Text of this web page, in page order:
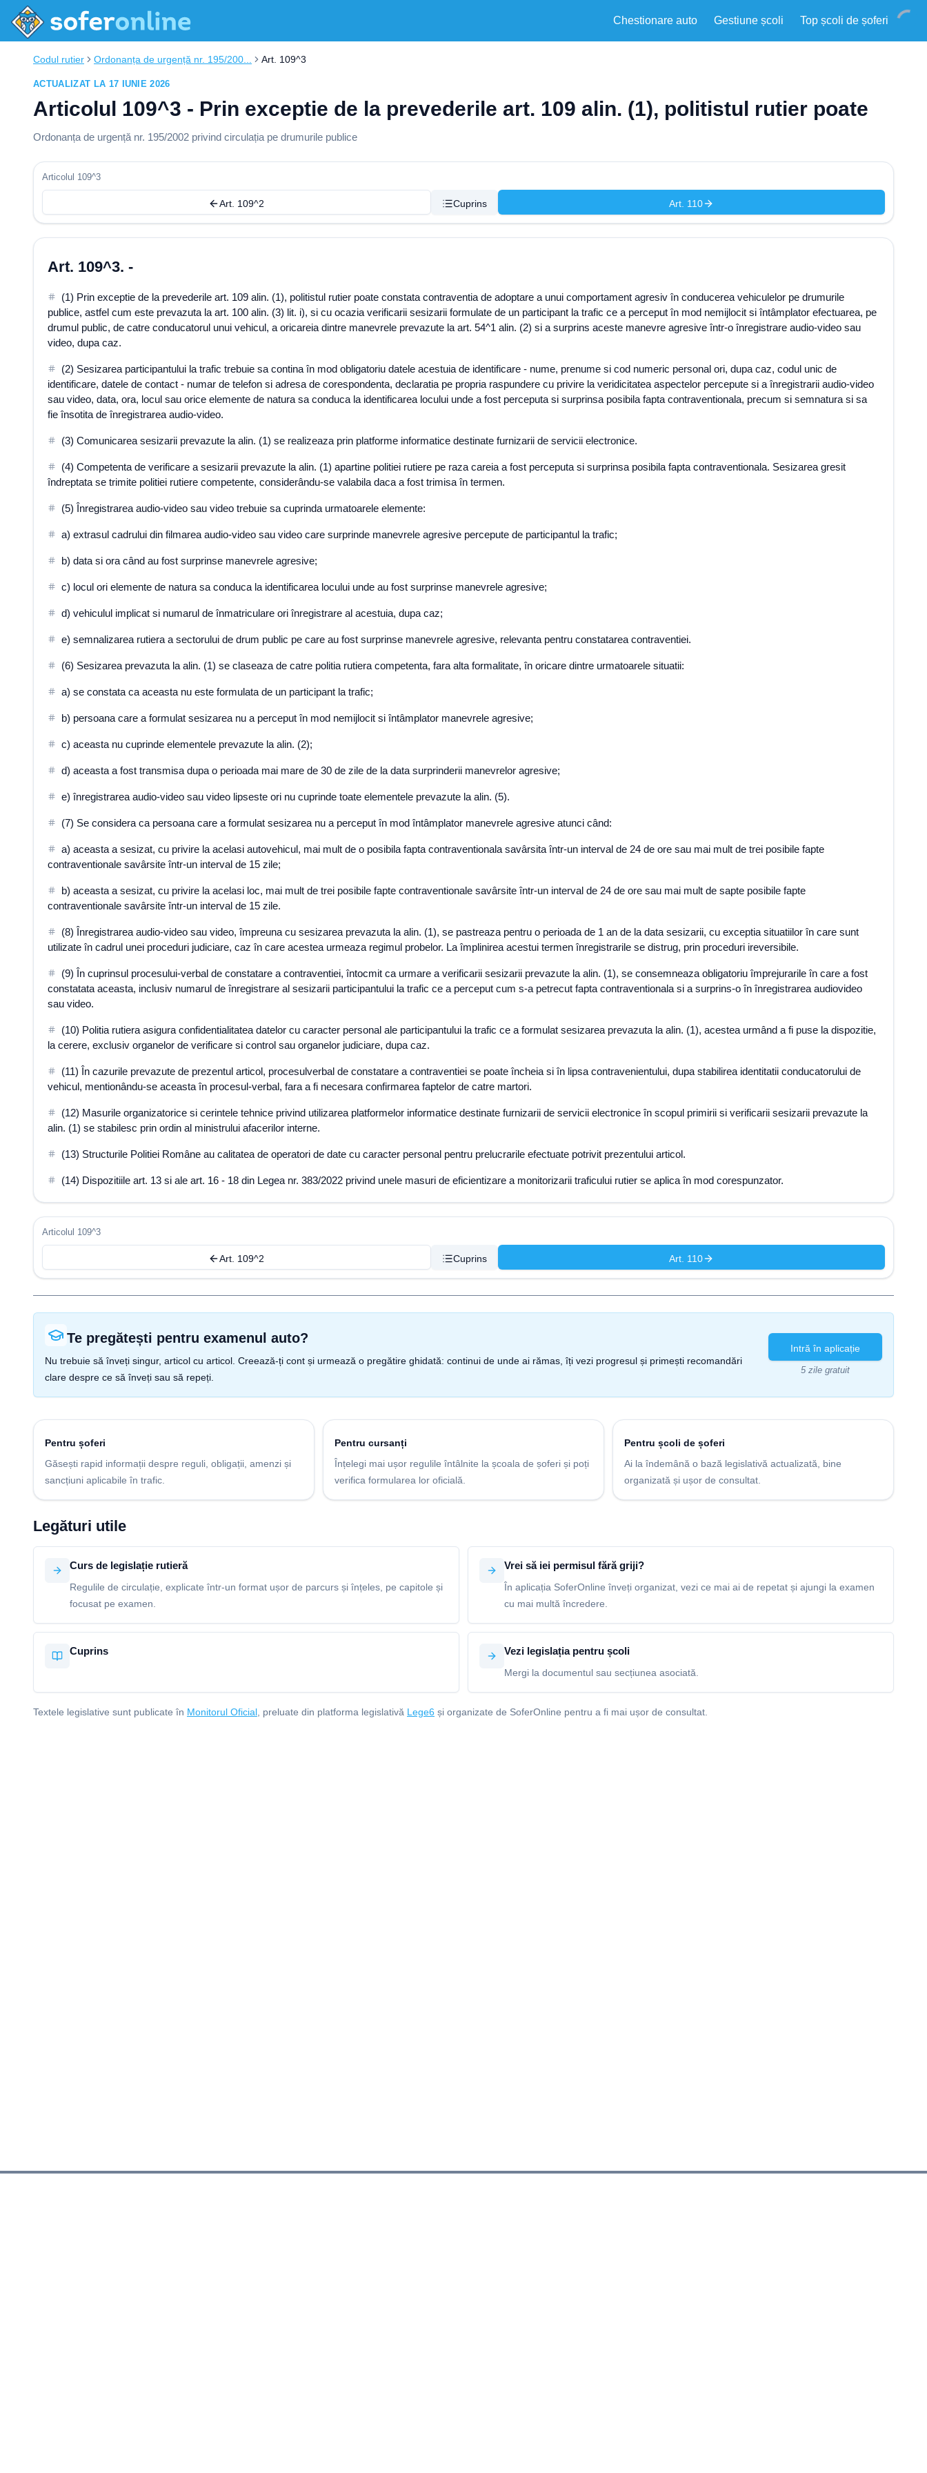
Chestionare auto Gestiune școli Top școli de șoferi
Codul rutier Ordonanța de urgență nr. 195/200... Art. 109^3
ACTUALIZAT LA 17 IUNIE 2026
Articolul 109^3 - Prin exceptie de la prevederile art. 109 alin. (1), politistul rutier poate
Ordonanța de urgență nr. 195/2002 privind circulația pe drumurile publice
Articolul 109^3
Art. 109^2 Cuprins Art. 110
Art. 109^3. -
(1) Prin exceptie de la prevederile art. 109 alin. (1), politistul rutier poate constata contraventia de adoptare a unui comportament agresiv în conducerea vehiculelor pe drumurile
publice, astfel cum este prevazuta la art. 100 alin. (3) lit. i), si cu ocazia verificarii sesizarii formulate de un participant la trafic ce a perceput în mod nemijlocit si întâmplator efectuarea, pe
drumul public, de catre conducatorul unui vehicul, a oricareia dintre manevrele prevazute la art. 54^1 alin. (2) si a surprins aceste manevre agresive într-o înregistrare audio-video sau
video, dupa caz.
(2) Sesizarea participantului la trafic trebuie sa contina în mod obligatoriu datele acestuia de identificare - nume, prenume si cod numeric personal ori, dupa caz, codul unic de
identificare, datele de contact - numar de telefon si adresa de corespondenta, declaratia pe propria raspundere cu privire la veridicitatea aspectelor percepute si a înregistrarii audio-video
sau video, data, ora, locul sau orice elemente de natura sa conduca la identificarea locului unde a fost perceputa si surprinsa posibila fapta contraventionala, precum si semnatura si sa
fie însotita de înregistrarea audio-video.
(3) Comunicarea sesizarii prevazute la alin. (1) se realizeaza prin platforme informatice destinate furnizarii de servicii electronice.
(4) Competenta de verificare a sesizarii prevazute la alin. (1) apartine politiei rutiere pe raza careia a fost perceputa si surprinsa posibila fapta contraventionala. Sesizarea gresit
îndreptata se trimite politiei rutiere competente, considerându-se valabila daca a fost trimisa în termen.
(5) Înregistrarea audio-video sau video trebuie sa cuprinda urmatoarele elemente:
a) extrasul cadrului din filmarea audio-video sau video care surprinde manevrele agresive percepute de participantul la trafic;
b) data si ora când au fost surprinse manevrele agresive;
c) locul ori elemente de natura sa conduca la identificarea locului unde au fost surprinse manevrele agresive;
d) vehiculul implicat si numarul de înmatriculare ori înregistrare al acestuia, dupa caz;
e) semnalizarea rutiera a sectorului de drum public pe care au fost surprinse manevrele agresive, relevanta pentru constatarea contraventiei.
(6) Sesizarea prevazuta la alin. (1) se claseaza de catre politia rutiera competenta, fara alta formalitate, în oricare dintre urmatoarele situatii:
a) se constata ca aceasta nu este formulata de un participant la trafic;
b) persoana care a formulat sesizarea nu a perceput în mod nemijlocit si întâmplator manevrele agresive;
c) aceasta nu cuprinde elementele prevazute la alin. (2);
d) aceasta a fost transmisa dupa o perioada mai mare de 30 de zile de la data surprinderii manevrelor agresive;
e) înregistrarea audio-video sau video lipseste ori nu cuprinde toate elementele prevazute la alin. (5).
(7) Se considera ca persoana care a formulat sesizarea nu a perceput în mod întâmplator manevrele agresive atunci când:
a) aceasta a sesizat, cu privire la acelasi autovehicul, mai mult de o posibila fapta contraventionala savârsita într-un interval de 24 de ore sau mai mult de trei posibile fapte
contraventionale savârsite într-un interval de 15 zile;
b) aceasta a sesizat, cu privire la acelasi loc, mai mult de trei posibile fapte contraventionale savârsite într-un interval de 24 de ore sau mai mult de sapte posibile fapte
contraventionale savârsite într-un interval de 15 zile.
(8) Înregistrarea audio-video sau video, împreuna cu sesizarea prevazuta la alin. (1), se pastreaza pentru o perioada de 1 an de la data sesizarii, cu exceptia situatiilor în care sunt
utilizate în cadrul unei proceduri judiciare, caz în care acestea urmeaza regimul probelor. La împlinirea acestui termen înregistrarile se distrug, prin proceduri ireversibile.
(9) În cuprinsul procesului-verbal de constatare a contraventiei, întocmit ca urmare a verificarii sesizarii prevazute la alin. (1), se consemneaza obligatoriu împrejurarile în care a fost
constatata aceasta, inclusiv numarul de înregistrare al sesizarii participantului la trafic ce a perceput cum s-a petrecut fapta contraventionala si a surprins-o în înregistrarea audiovideo
sau video.
(10) Politia rutiera asigura confidentialitatea datelor cu caracter personal ale participantului la trafic ce a formulat sesizarea prevazuta la alin. (1), acestea urmând a fi puse la dispozitie,
la cerere, exclusiv organelor de verificare si control sau organelor judiciare, dupa caz.
(11) În cazurile prevazute de prezentul articol, procesulverbal de constatare a contraventiei se poate încheia si în lipsa contravenientului, dupa stabilirea identitatii conducatorului de
vehicul, mentionându-se aceasta în procesul-verbal, fara a fi necesara confirmarea faptelor de catre martori.
(12) Masurile organizatorice si cerintele tehnice privind utilizarea platformelor informatice destinate furnizarii de servicii electronice în scopul primirii si verificarii sesizarii prevazute la
alin. (1) se stabilesc prin ordin al ministrului afacerilor interne.
(13) Structurile Politiei Române au calitatea de operatori de date cu caracter personal pentru prelucrarile efectuate potrivit prezentului articol.
(14) Dispozitiile art. 13 si ale art. 16 - 18 din Legea nr. 383/2022 privind unele masuri de eficientizare a monitorizarii traficului rutier se aplica în mod corespunzator.
Articolul 109^3
Art. 109^2 Cuprins Art. 110
Te pregătești pentru examenul auto?
Nu trebuie să înveți singur, articol cu articol. Creează-ți cont și urmează o pregătire ghidată: continui de unde ai rămas, îți vezi progresul și primești recomandări
clare despre ce să înveți sau să repeți.
Intră în aplicație
5 zile gratuit
Pentru șoferi
Găsești rapid informații despre reguli, obligații, amenzi și
sancțiuni aplicabile în trafic.
Pentru cursanți
Înțelegi mai ușor regulile întâlnite la școala de șoferi și poți
verifica formularea lor oficială.
Pentru școli de șoferi
Ai la îndemână o bază legislativă actualizată, bine
organizată și ușor de consultat.
Legături utile
Curs de legislație rutieră
Regulile de circulație, explicate într-un format ușor de parcurs și înțeles, pe capitole și
focusat pe examen.
Vrei să iei permisul fără griji?
În aplicația SoferOnline înveți organizat, vezi ce mai ai de repetat și ajungi la examen
cu mai multă încredere.
Cuprins Vezi legislația pentru școli
Mergi la documentul sau secțiunea asociată.
Textele legislative sunt publicate în Monitorul Oficial , preluate din platforma legislativă Lege6 și organizate de SoferOnline pentru a fi mai ușor de consultat.